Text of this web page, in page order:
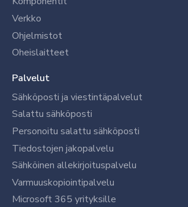
Verkko
Ohjelmistot
Oheislaitteet
Palvelut
Sähköposti ja viestintäpalvelut
Salattu sähköposti
Personoitu salattu sähköposti
Tiedostojen jakopalvelu
Sähköinen allekirjoituspalvelu
Varmuuskopiointipalvelu
Microsoft 365 yrityksille